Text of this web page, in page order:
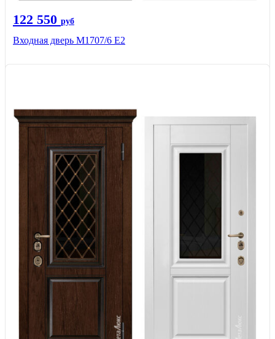
122 550 руб
Входная дверь М1707/6 E2